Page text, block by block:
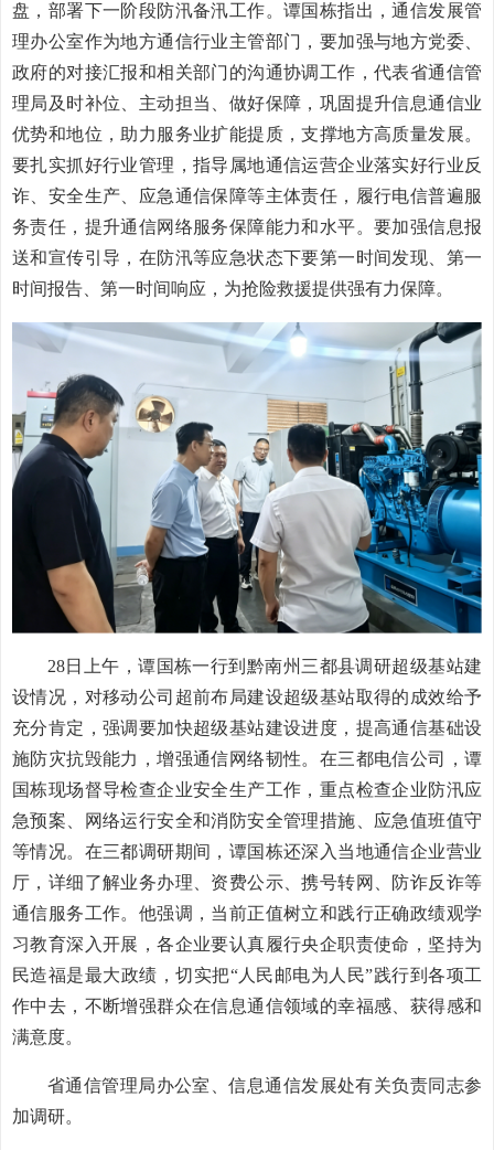
盘，部署下一阶段防汛备汛工作。谭国栋指出，通信发展管
理办公室作为地方通信行业主管部门，要加强与地方党委、
政府的对接汇报和相关部门的沟通协调工作，代表省通信管
理局及时补位、主动担当、做好保障，巩固提升信息通信业
优势和地位，助力服务业扩能提质，支撑地方高质量发展。
要扎实抓好行业管理，指导属地通信运营企业落实好行业反
诈、安全生产、应急通信保障等主体责任，履行电信普遍服
务责任，提升通信网络服务保障能力和水平。要加强信息报
送和宣传引导，在防汛等应急状态下要第一时间发现、第一
时间报告、第一时间响应，为抢险救援提供强有力保障。
28日上午，谭国栋一行到黔南州三都县调研超级基站建
设情况，对移动公司超前布局建设超级基站取得的成效给予
充分肯定，强调要加快超级基站建设进度，提高通信基础设
施防灾抗毁能力，增强通信网络韧性。在三都电信公司，谭
国栋现场督导检查企业安全生产工作，重点检查企业防汛应
急预案、网络运行安全和消防安全管理措施、应急值班值守
等情况。在三都调研期间，谭国栋还深入当地通信企业营业
厅，详细了解业务办理、资费公示、携号转网、防诈反诈等
通信服务工作。他强调，当前正值树立和践行正确政绩观学
习教育深入开展，各企业要认真履行央企职责使命，坚持为
民造福是最大政绩，切实把“人民邮电为人民”践行到各项工
作中去，不断增强群众在信息通信领域的幸福感、获得感和
满意度。
省通信管理局办公室、信息通信发展处有关负责同志参
加调研。